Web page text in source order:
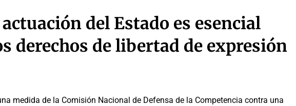
del Estado es esencial
derechos de libertad de expresión
medida de la Comisión Nacional de Defensa de la Competencia contra una